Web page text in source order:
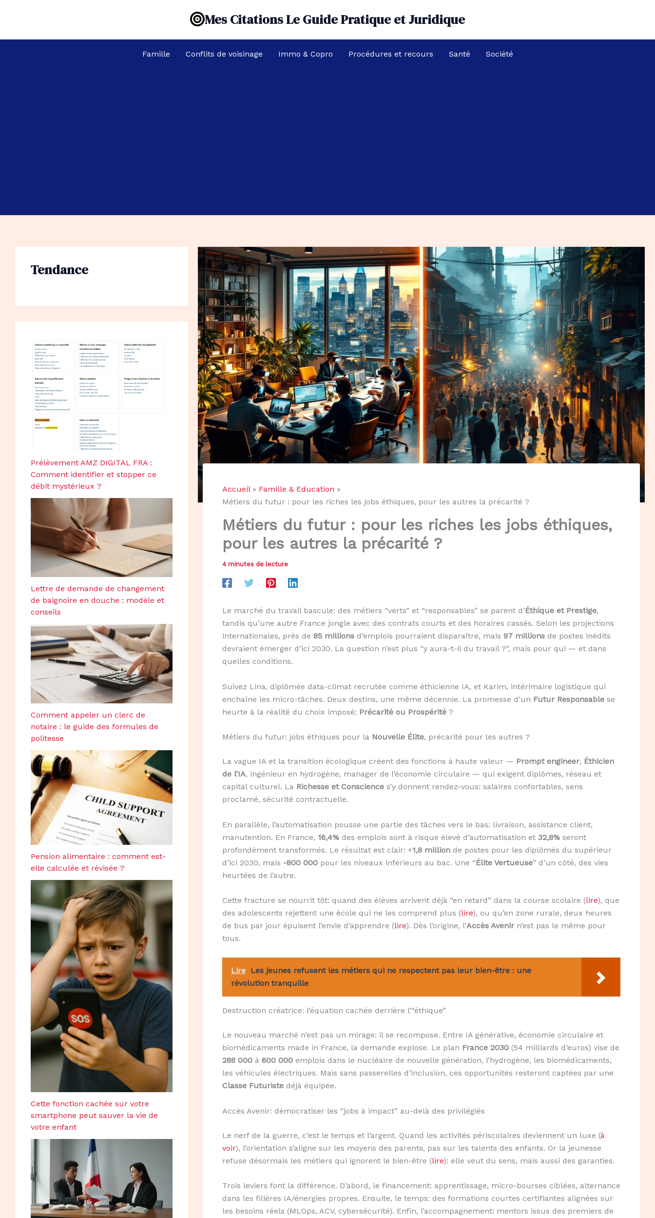
Mes Citations Le Guide Pratique et Juridique
Famille Conflits de voisinage Immo & Copro Procédures et recours Santé Société
Tendance
Prélèvement AMZ DIGITAL FRA :
Comment identifier et stopper ce
débit mystérieux ?
Lettre de demande de changement
de baignoire en douche : modèle et
conseils
Comment appeler un clerc de
notaire : le guide des formules de
politesse
Pension alimentaire : comment est-
elle calculée et révisée ?
Cette fonction cachée sur votre
smartphone peut sauver la vie de
votre enfant
Accueil
Famille & Education
Métiers du futur : pour les riches les jobs éthiques, pour les autres la précarité ?
Métiers du futur : pour les riches les jobs éthiques,
pour les autres la précarité ?
4 minutes de lecture
Le marché du travail bascule: des métiers “verts” et “responsables” se parent d’Éthique et Prestige,
tandis qu’une autre France jongle avec des contrats courts et des horaires cassés. Selon les projections
internationales, près de 85 millionsd’emplois pourraient disparaître, mais 97 millionsde postes inédits
devraient émerger d’ici 2030. La question n’est plus “y aura-t-il du travail ?”, mais pour qui — et dans
quelles conditions.
Suivez Lina, diplômée data-climat recrutée comme éthicienne IA, et Karim, intérimaire logistique qui
enchaîne les micro-tâches. Deux destins, une même décennie. La promesse d’un Futur Responsablese
heurte à la réalité du choix imposé: Précarité ou Prospérité?
Métiers du futur: jobs éthiques pour la Nouvelle Élite, précarité pour les autres ?
La vague IA et la transition écologique créent des fonctions à haute valeur — Prompt engineer, Éthicien
de l’IA, ingénieur en hydrogène, manager de l’économie circulaire — qui exigent diplômes, réseau et
capital culturel. La Richesse et Consciences’y donnent rendez-vous: salaires confortables, sens
proclamé, sécurité contractuelle.
En parallèle, l’automatisation pousse une partie des tâches vers le bas: livraison, assistance client,
manutention. En France, 16,4%des emplois sont à risque élevé d’automatisation et 32,8%seront
profondément transformés. Le résultat est clair: +1,8 millionde postes pour les diplômés du supérieur
d’ici 2030, mais -800 000pour les niveaux inférieurs au bac. Une “Élite Vertueuse” d’un côté, des vies
heurtées de l’autre.
Cette fracture se nourrit tôt: quand des élèves arrivent déjà “en retard” dans la course scolaire (lire), que
des adolescents rejettent une école qui ne les comprend plus (lire), ou qu’en zone rurale, deux heures
de bus par jour épuisent l’envie d’apprendre (lire). Dès l’origine, l’Accès Avenirn’est pas le même pour
tous.
Lire
Les jeunes refusent les métiers qui ne respectent pas leur bien-être : une
révolution tranquille
Destruction créatrice: l’équation cachée derrière l’“éthique”
Le nouveau marché n’est pas un mirage: il se recompose. Entre IA générative, économie circulaire et
biomédicaments made in France, la demande explose. Le plan France 2030(54 milliards d’euros) vise de
288 000à 600 000emplois dans le nucléaire de nouvelle génération, l’hydrogène, les biomédicaments,
les véhicules électriques. Mais sans passerelles d’inclusion, ces opportunités resteront captées par une
Classe Futuristedéjà équipée.
Accès Avenir: démocratiser les “jobs à impact” au-delà des privilégiés
Le nerf de la guerre, c’est le temps et l’argent. Quand les activités périscolaires deviennent un luxe (à
voir), l’orientation s’aligne sur les moyens des parents, pas sur les talents des enfants. Or la jeunesse
refuse désormais les métiers qui ignorent le bien-être (lire): elle veut du sens, mais aussi des garanties.
Trois leviers font la différence. D’abord, le financement: apprentissage, micro-bourses ciblées, alternance
dans les filières IA/énergies propres. Ensuite, le temps: des formations courtes certifiantes alignées sur
les besoins réels (MLOps, ACV, cybersécurité). Enfin, l’accompagnement: mentors issus des premiers de